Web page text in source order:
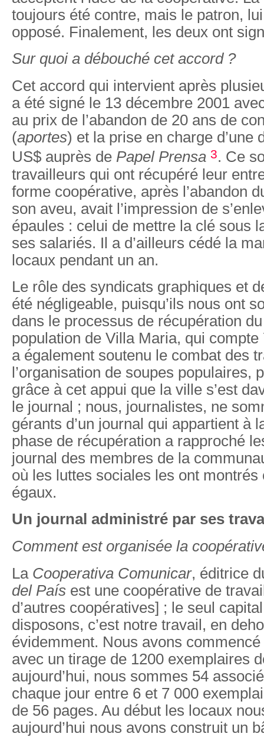
toujours été contre, mais le patron,
opposé. Finalement, les deux ont
Sur quoi a débouché cet accord ?
Cet accord qui intervient après
a été signé le 13 décembre 2001
au prix de l’abandon de 20 ans de
(aportes) et la prise en charge d’une
US$ auprès de Papel Prensa 3. Ce
travailleurs qui ont récupéré leur
forme coopérative, après l’abandon
son aveu, avait l’impression de
épaules : celui de mettre la clé sous
ses salariés. Il a d’ailleurs cédé la
locaux pendant un an.
Le rôle des syndicats graphiques et
été négligeable, puisqu’ils nous ont
dans le processus de récupération
population de Villa Maria, qui compte
a également soutenu le combat des
l’organisation de soupes populaires,
grâce à cet appui que la ville s’est
le journal ; nous, journalistes, ne
gérants d’un journal qui appartient à
phase de récupération a rapproché
journal des membres de la
où les luttes sociales les ont montrés
égaux.
Un journal administré par ses
Comment est organisée la
La Cooperativa Comunicar, éditrice
del País est une coopérative de
d’autres coopératives] ; le seul
disposons, c’est notre travail, en
évidemment. Nous avons
avec un tirage de 1200 exemplaires
aujourd’hui, nous sommes 54
chaque jour entre 6 et 7 000
de 56 pages. Au début les locaux
aujourd’hui nous avons construit un